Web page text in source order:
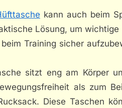
kann auch beim
Lösung, um
Training sicher
sitzt eng am Körper
als zum
Diese Taschen